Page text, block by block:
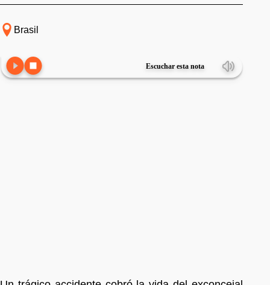
Brasil
Escuchar esta nota